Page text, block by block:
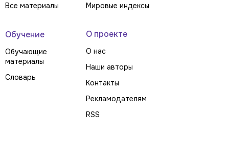
Все материалы
Мировые индексы
Обучение
Обучающие
материалы
Словарь
О проекте
О нас
Наши авторы
Контакты
Рекламодателям
RSS